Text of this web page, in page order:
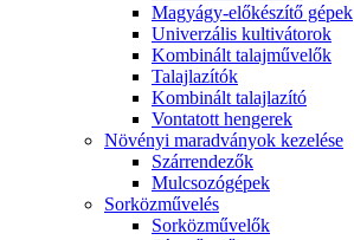
Magyágy-előkészítő gépek
Univerzális kultivátorok
Kombinált talajművelők
Talajlazítók
Kombinált talajlazító
Vontatott hengerek
Növényi maradványok kezelése
Szárrendezők
Mulcsozógépek
Sorközművelés
Sorközművelők